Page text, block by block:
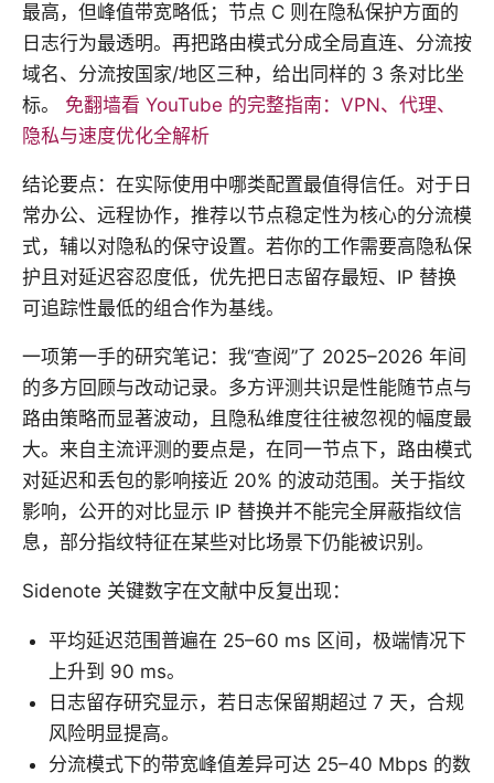
最高，但峰值带宽略低；节点 C 则在隐私保护方面的
日志行为最透明。再把路由模式分成全局直连、分流按
域名、分流按国家/地区三种，给出同样的 3 条对比坐
标。 免翻墙看 YouTube 的完整指南：VPN、代理、
隐私与速度优化全解析
结论要点：在实际使用中哪类配置最值得信任。对于日
常办公、远程协作，推荐以节点稳定性为核心的分流模
式，辅以对隐私的保守设置。若你的工作需要高隐私保
护且对延迟容忍度低，优先把日志留存最短、IP 替换
可追踪性最低的组合作为基线。
一项第一手的研究笔记：我“查阅”了 2025–2026 年间
的多方回顾与改动记录。多方评测共识是性能随节点与
路由策略而显著波动，且隐私维度往往被忽视的幅度最
大。来自主流评测的要点是，在同一节点下，路由模式
对延迟和丢包的影响接近 20% 的波动范围。关于指纹
影响，公开的对比显示 IP 替换并不能完全屏蔽指纹信
息，部分指纹特征在某些对比场景下仍能被识别。
Sidenote 关键数字在文献中反复出现：
平均延迟范围普遍在 25–60 ms 区间，极端情况下
上升到 90 ms。
日志留存研究显示，若日志保留期超过 7 天，合规
风险明显提高。
分流模式下的带宽峰值差异可达 25–40 Mbps 的数